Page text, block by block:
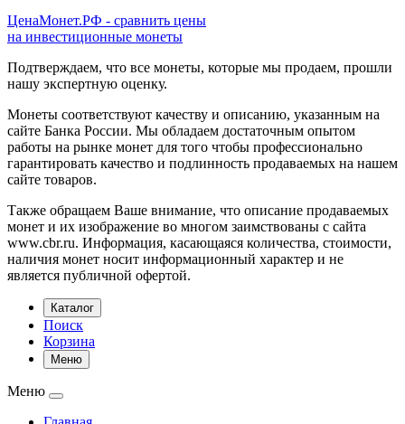
ЦенаМонет.РФ - сравнить цены
на инвестиционные монеты
Подтверждаем, что все монеты, которые мы продаем, прошли
нашу экспертную оценку.
Монеты соответствуют качеству и описанию, указанным на
сайте Банка России. Мы обладаем достаточным опытом
работы на рынке монет для того чтобы профессионально
гарантировать качество и подлинность продаваемых на нашем
сайте товаров.
Также обращаем Ваше внимание, что описание продаваемых
монет и их изображение во многом заимствованы с сайта
www.cbr.ru. Информация, касающаяся количества, стоимости,
наличия монет носит информационный характер и не
является публичной офертой.
Каталог
Поиск
Корзина
Меню
Меню